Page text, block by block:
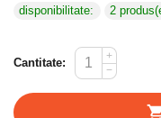
disponibilitate: 2
Cantitate:
+
−